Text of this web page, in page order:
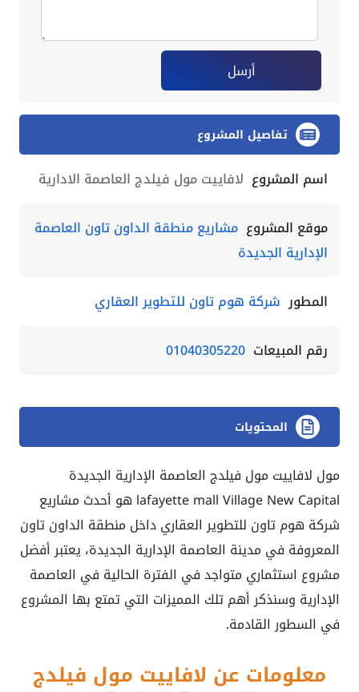
أرسل
تفاصيل المشروع
اسم المشروع لافاييت مول فيلدج العاصمة الادارية
موقع المشروع مشاريع منطقة الداون تاون العاصمة
الإدارية الجديدة
المطور شركة هوم تاون للتطوير العقاري
رقم المبيعات 01040305220
المحتويات
مول لافاييت مول فيلدج العاصمة الإدارية الجديدة
lafayette mall Village New Capital هو أحدث مشاريع
شركة هوم تاون للتطوير العقاري داخل منطقة الداون تاون
المعروفة في مدينة العاصمة الإدارية الجديدة، يعتبر أفضل
مشروع استثماري متواجد في الفترة الحالية في العاصمة
الإدارية وسنذكر أهم تلك المميزات التي تمتع بها المشروع
في السطور القادمة.
معلومات عن لافاييت مول فيلدج